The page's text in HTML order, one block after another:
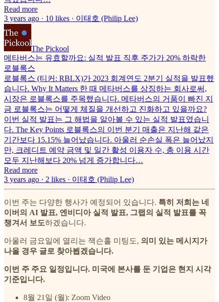
Read more
3 years ago · 10 likes · 이태호 (Philip Lee)
The Pickool
메타버스는 유효할까요: 실적 발표 직후 주가가 20% 하락한
로블록스
로블록스 (티커: RBLX)가 2023 회계연도 2분기 실적을 발표했
습니다. Why It Matters 한 때 메타버스를 상징하는 회사로써,
시장은 로블록스를 주목했습니다. 메타버스의 거품이 빠진 지
금 로블록스는 어떻게 체질을 개선하고 진화하고 있을까요?
이번 실적 발표는 그 해법을 알아볼 수 있는 실적 발표였습니
다. The Key Points 로블록스의 이번 분기 매출은 지난해 같은
기간보다 15.15% 늘어났습니다. 아울러 순손실 폭은 늘어났지
만, 크레디트 예약 금액 및 일간 활성 이용자 수, 총 이용 시간
모두 지난해보다 20% 넘게 증가합니다…
Read more
3 years ago · 2 likes · 이태호 (Philip Lee)
이번 주는 다양한 행사가 예정되어 있습니다. 특히 저희는 네
이버의 AI 발표, 엔비디아 실적 발표, 그랩의 실적 발표를 꼭
챙겨서 보도하겠습니다.
아울러 금요일에 열리는 잭슨홀 미팅도, 의미 있는 메시지가
나올 경우 글로 찾아뵙겠습니다.
이번 주 주요 일정입니다. 미국에 본사를 둔 기업은 현지 시각
기준입니다.
8월 21일 (월): Zoom Video